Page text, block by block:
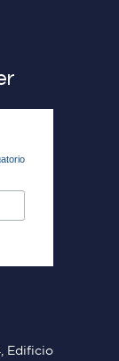
Edificio